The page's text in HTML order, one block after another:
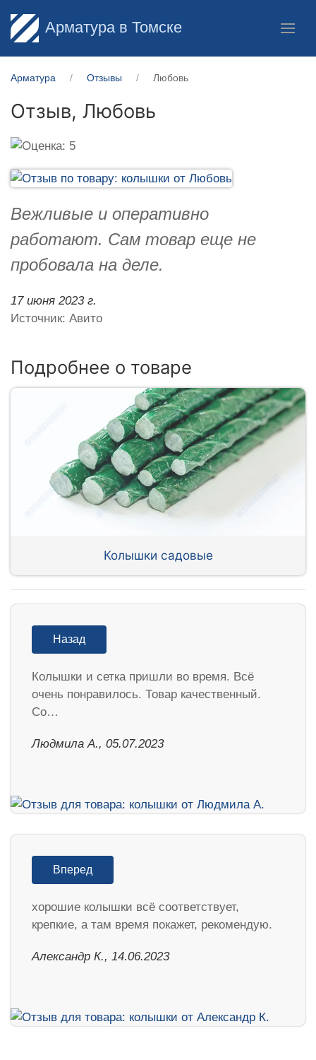
Арматура в Томске
Арматура Отзывы Любовь
Отзыв, Любовь
Вежливые и оперативно
работают. Сам товар еще не
пробовала на деле.
17 июня 2023 г.
Источник: Авито
Подробнее о товаре
Колышки садовые
Назад
Колышки и сетка пришли во время. Всё
очень понравилось. Товар качественный.
Со…
Людмила А., 05.07.2023
Вперед
хорошие колышки всё соответствует,
крепкие, а там время покажет, рекомендую.
Александр К., 14.06.2023